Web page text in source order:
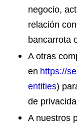
negocio,
relación
bancarrota
A otras
en https://
entities)
de
A nuestros